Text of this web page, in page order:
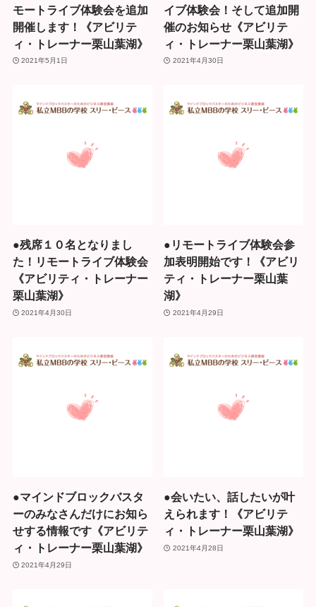
モートライブ体験会を追加
開催します！《アビリテ
ィ・トレーナー栗山葉湖》
2021年5月1日
イブ体験会！そして追加開
催のお知らせ《アビリテ
ィ・トレーナー栗山葉湖》
2021年4月30日
●残席１０名となりまし
た！リモートライブ体験会
《アビリティ・トレーナー
栗山葉湖》
2021年4月30日
●リモートライブ体験会参
加表明開始です！《アビリ
ティ・トレーナー栗山葉
湖》
2021年4月29日
●マインドブロックバスタ
ーのみなさんだけにお知ら
せする情報です《アビリテ
ィ・トレーナー栗山葉湖》
2021年4月29日
●会いたい、話したいが叶
えられます！《アビリテ
ィ・トレーナー栗山葉湖》
2021年4月28日